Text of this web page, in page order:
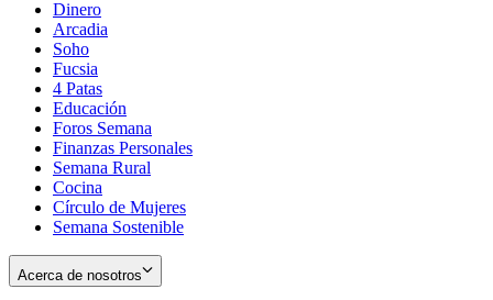
Dinero
Arcadia
Soho
in
new
window
Fucsia
in
new
window
4 Patas
Educación
Foros Semana
Finanzas Personales
Semana Rural
Cocina
Círculo de Mujeres
Semana Sostenible
Acerca de nosotros